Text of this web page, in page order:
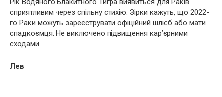
Рік Водяного Блакитного Тигра виявиться для Раків
сприятливим через спільну стихію. Зірки кажуть, що 2022-
го Раки можуть зареєструвати офіційний шлюб або мати
спадкоємця. Не виключено підвищення кар’єрними
сходами.
Лев